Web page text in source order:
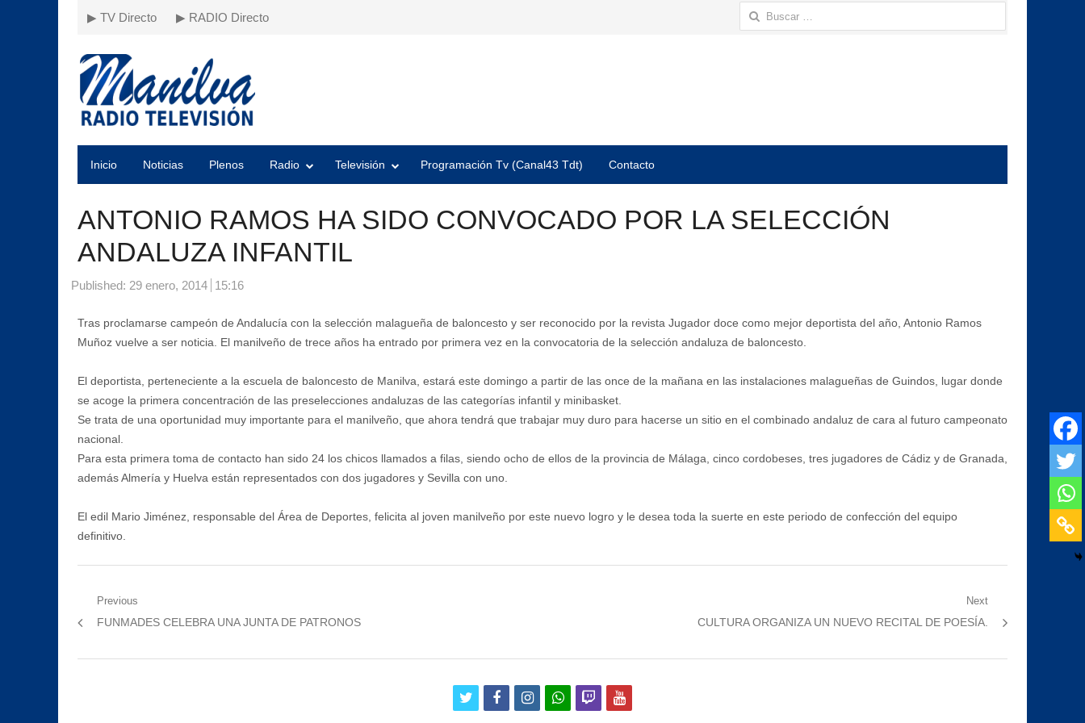
▶ TV Directo ▶ RADIO Directo Buscar:
Inicio Noticias Plenos Radio Televisión Programación Tv (Canal43 Tdt) Contacto
ANTONIO RAMOS HA SIDO CONVOCADO POR LA SELECCIÓN
ANDALUZA INFANTIL
Published: 29 enero, 2014 15:16
Tras proclamarse campeón de Andalucía con la selección malagueña de baloncesto y ser reconocido por la revista Jugador doce como mejor deportista del año, Antonio Ramos
Muñoz vuelve a ser noticia. El manilveño de trece años ha entrado por primera vez en la convocatoria de la selección andaluza de baloncesto.
El deportista, perteneciente a la escuela de baloncesto de Manilva, estará este domingo a partir de las once de la mañana en las instalaciones malagueñas de Guindos, lugar donde
se acoge la primera concentración de las preselecciones andaluzas de las categorías infantil y minibasket.
Se trata de una oportunidad muy importante para el manilveño, que ahora tendrá que trabajar muy duro para hacerse un sitio en el combinado andaluz de cara al futuro campeonato
nacional.
Para esta primera toma de contacto han sido 24 los chicos llamados a filas, siendo ocho de ellos de la provincia de Málaga, cinco cordobeses, tres jugadores de Cádiz y de Granada,
además Almería y Huelva están representados con dos jugadores y Sevilla con uno.
El edil Mario Jiménez, responsable del Área de Deportes, felicita al joven manilveño por este nuevo logro y le desea toda la suerte en este periodo de confección del equipo
definitivo.
Navegación
de
entradas
Previous
Previous
FUNMADES CELEBRA UNA JUNTA DE PATRONOS
Next
Next
CULTURA ORGANIZA UN NUEVO RECITAL DE POESÍA.
twitterfacebookinstagramwhatsapp
twitchyoutube